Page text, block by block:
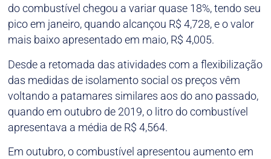
do combustível chegou a variar quase 18%, tendo seu
pico em janeiro, quando alcançou R$ 4,728, e o valor
mais baixo apresentado em maio, R$ 4,005.
Desde a retomada das atividades com a flexibilização
das medidas de isolamento social os preços vêm
voltando a patamares similares aos do ano passado,
quando em outubro de 2019, o litro do combustível
apresentava a média de R$ 4,564.
Em outubro, o combustível apresentou aumento em